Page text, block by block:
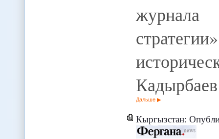
журнала
Дальше
Кыргызстан: